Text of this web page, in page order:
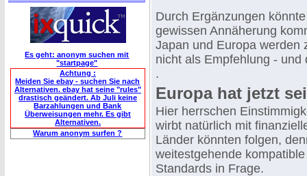
Es geht: anonym suchen mit
"startpage"
Achtung :
Meiden Sie ebay - suchen Sie nach
Alternativen. ebay hat seine "rules"
drastisch geändert. Ab Juli keine
Barzahlungen und Bank
Überweisungen mehr. Es gibt
Alternativen.
Warum anonym surfen ?
Durch Ergänzungen
gewissen Annäherung
Japan und Europa werden
nicht als Empfehlung -
.
Europa hat jetzt
Hier herrschen
wirbt natürlich mit
Länder könnten folgen,
weitestgehende
Standards in Frage.